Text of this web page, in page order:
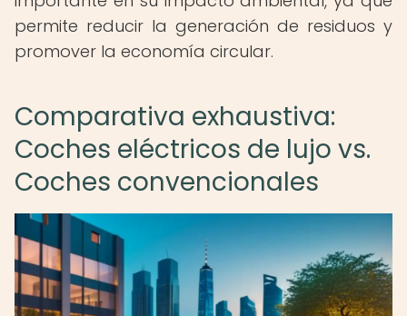
permite reducir la generación de residuos y
promover la economía circular.
Comparativa exhaustiva:
Coches eléctricos de lujo vs.
Coches convencionales